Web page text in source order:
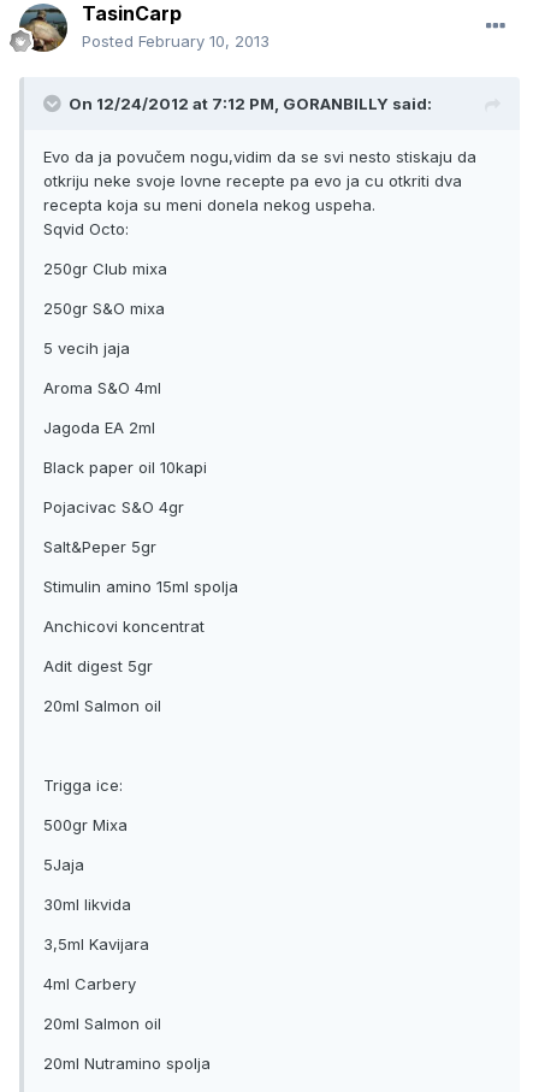
TasinCarp
Posted February 10, 2013
On 12/24/2012 at 7:12 PM, GORANBILLY said:
Evo da ja povučem nogu,vidim da se svi nesto stiskaju da
otkriju neke svoje lovne recepte pa evo ja cu otkriti dva
recepta koja su meni donela nekog uspeha.
Sqvid Octo:
250gr Club mixa
250gr S&O mixa
5 vecih jaja
Aroma S&O 4ml
Jagoda EA 2ml
Black paper oil 10kapi
Pojacivac S&O 4gr
Salt&Peper 5gr
Stimulin amino 15ml spolja
Anchicovi koncentrat
Adit digest 5gr
20ml Salmon oil
Trigga ice:
500gr Mixa
5Jaja
30ml likvida
3,5ml Kavijara
4ml Carbery
20ml Salmon oil
20ml Nutramino spolja